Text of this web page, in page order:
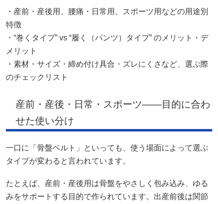
・産前・産後用、腰痛・日常用、スポーツ用などの用途別
特徴
・“巻くタイプ” vs “履く（パンツ）タイプ” のメリット・デ
メリット
・素材・サイズ・締め付け具合・ズレにくさなど、選ぶ際
のチェックリスト
産前・産後・日常・スポーツ――目的に合わ
せた使い分け
一口に「骨盤ベルト」といっても、使う場面によって選ぶ
タイプが変わると言われています。
たとえば、産前・産後用は骨盤をやさしく包み込み、ゆる
みをサポートする目的で作られています。出産前後は関節